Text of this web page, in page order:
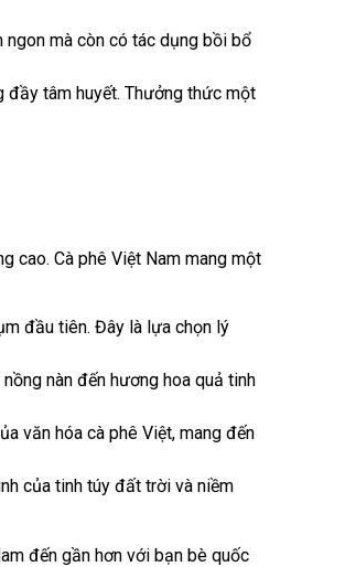
mà còn có tác dụng bồi bổ
đầy tâm huyết. Thưởng thức một
cao. Cà phê Việt Nam mang một
đầu tiên. Đây là lựa chọn lý
nàn đến hương hoa quả tinh
văn hóa cà phê Việt, mang đến
của tinh túy đất trời và niềm
đến gần hơn với bạn bè quốc